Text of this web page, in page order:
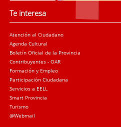
Te interesa
Atención al Ciudadano
Agenda Cultural
Boletín Oficial de la Provincia
Contribuyentes - OAR
Formación y Empleo
Participación Ciudadana
Servicios a EELL
Smart Provincia
Turismo
@Webmail